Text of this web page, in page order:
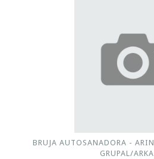
BRUJA AUTOSANADORA -
GRUPAL/